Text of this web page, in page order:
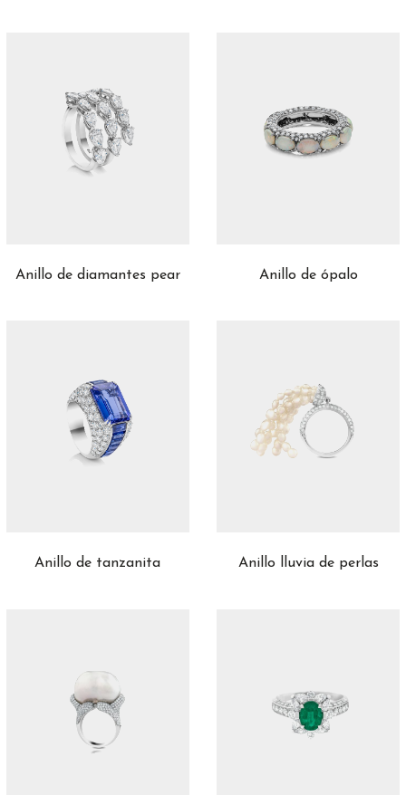
Anillo de diamantes pear Anillo de ópalo
Anillo de tanzanita Anillo lluvia de perlas